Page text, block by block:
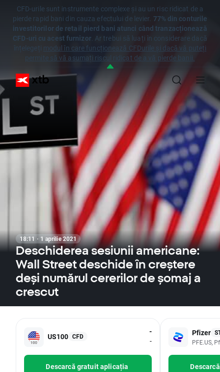
CFD-urile sunt instrumente complexe și au un risc ridicat de a
pierde rapid bani din cauza efectului de levier. 77% din conturile
investitorilor de retail pierd bani atunci când tranzacționează
CFD-uri cu acest furnizor. Ar trebui să luați în considerare dacă
înțelegeți modul în care funcționează CFDurile și dacă vă puteți
permite să vă asumați riscul ridicat de a vă pierde banii.
18:11 · 1 aprilie 2021
Deschiderea sesiunii americane:
Wall Street deschide în creștere
deși numărul cererilor de șomaj a
crescut
US100 CFD
-
-
Descarcă gratuit aplicația
Pfizer
PFE.US,